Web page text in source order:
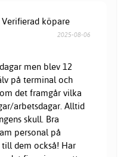
Verifierad köpare
2025-08-06
men blev 12
på terminal och
det framgår vilka
arbetsdagar. Alltid
skull. Bra
personal på
dem också! Har